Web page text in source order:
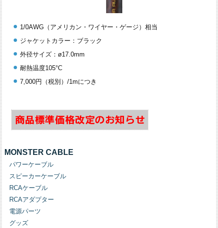
1/0AWG（アメリカン・ワイヤー・ゲージ）相当
ジャケットカラー：ブラック
外径サイズ：ø17.0mm
耐熱温度105°C
7,000円（税別）/1mにつき
MONSTER CABLE
パワーケーブル
スピーカーケーブル
RCAケーブル
RCAアダプター
電源パーツ
グッズ